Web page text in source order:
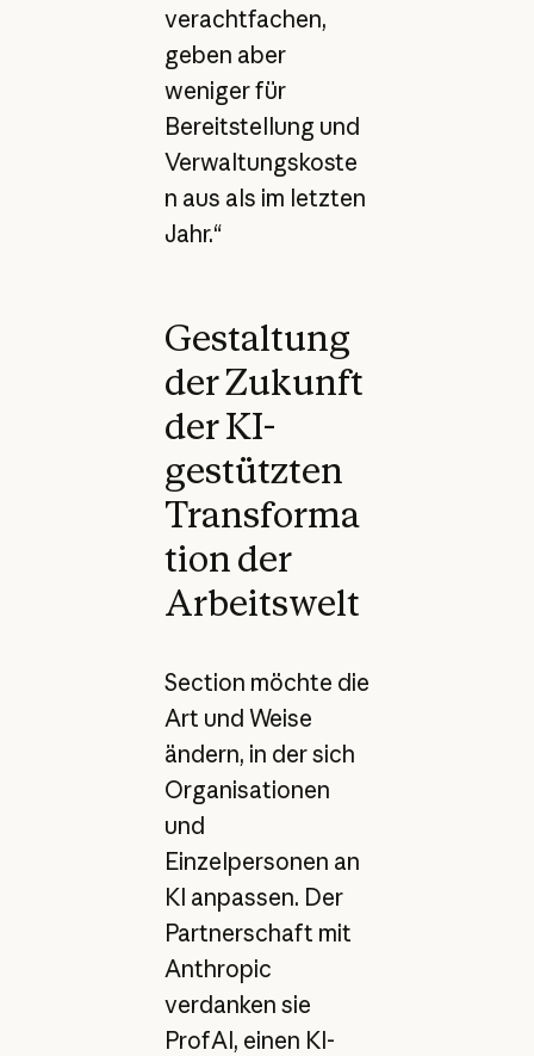
verachtfachen,
geben aber
weniger für
Bereitstellung und
Verwaltungskoste
n aus als im letzten
Jahr.“
Gestaltung
der Zukunft
der KI-
gestützten
Transforma
tion der
Arbeitswelt
Section möchte die
Art und Weise
ändern, in der sich
Organisationen
und
Einzelpersonen an
KI anpassen. Der
Partnerschaft mit
Anthropic
verdanken sie
ProfAI, einen KI-